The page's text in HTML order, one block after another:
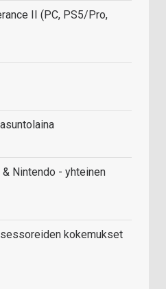
II (PC, PS5/Pro,
& Nintendo - yhteinen
kokemukset